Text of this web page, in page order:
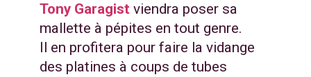
Tony Garagistviendra poser sa
mallette à pépites en tout genre.
Il en profitera pour faire la vidange
des platines à coups de tubes